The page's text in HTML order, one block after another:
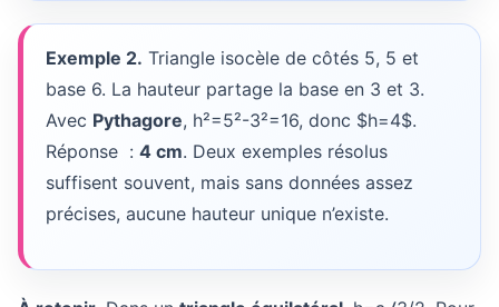
Exemple 2. Triangle isocèle de côtés 5, 5 et
base 6. La hauteur partage la base en 3 et 3.
Avec Pythagore, h²=5²-3²=16, donc $h=4$.
Réponse : 4 cm. Deux exemples résolus
suffisent souvent, mais sans données assez
précises, aucune hauteur unique n’existe.